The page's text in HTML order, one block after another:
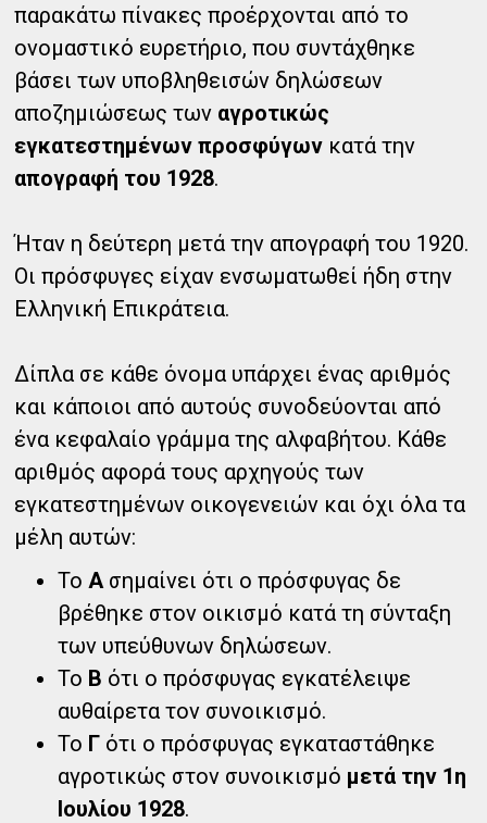
παρακάτω πίνακες προέρχονται από το
ονομαστικό ευρετήριο, που συντάχθηκε
βάσει των υποβληθεισών δηλώσεων
αποζημιώσεως των αγροτικώς
εγκατεστημένων προσφύγων κατά την
απογραφή του 1928.
Ήταν η δεύτερη μετά την απογραφή του 1920.
Οι πρόσφυγες είχαν ενσωματωθεί ήδη στην
Ελληνική Επικράτεια.
Δίπλα σε κάθε όνομα υπάρχει ένας αριθμός
και κάποιοι από αυτούς συνοδεύονται από
ένα κεφαλαίο γράμμα της αλφαβήτου. Κάθε
αριθμός αφορά τους αρχηγούς των
εγκατεστημένων οικογενειών και όχι όλα τα
μέλη αυτών:
Το Α σημαίνει ότι ο πρόσφυγας δε
βρέθηκε στον οικισμό κατά τη σύνταξη
των υπεύθυνων δηλώσεων.
Το Β ότι ο πρόσφυγας εγκατέλειψε
αυθαίρετα τον συνοικισμό.
Το Γ ότι ο πρόσφυγας εγκαταστάθηκε
αγροτικώς στον συνοικισμό μετά την 1η
Ιουλίου 1928.